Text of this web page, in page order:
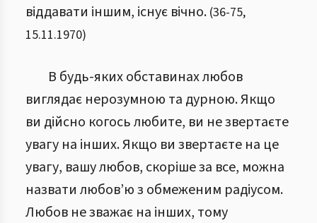
віддавати іншим, існує вічно. (36-75,
15.11.1970)
В будь-яких обставинах любов
виглядає нерозумною та дурною. Якщо
ви дійсно когось любите, ви не звертаєте
увагу на інших. Якщо ви звертаєте на це
увагу, вашу любов, скоріше за все, можна
назвати любов’ю з обмеженим радіусом.
Любов не зважає на інших, тому